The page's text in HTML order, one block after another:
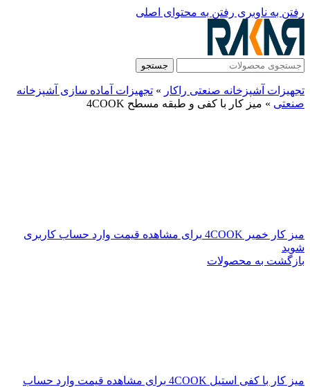
رفتن به ناوبری رفتن به محتوای اصلی
جستجو
تجهیزات آشپزخانه صنعتی راکار » تجهیزات آماده سازی آشپزخانه
صنعتی » میز کار با کفی و طبقه مسطح 4COOK
میز کار خمیر 4COOK
برای مشاهده قیمت وارد حساب کاربری
شوید
بازگشت به محصولات
میز کار با کفی استیل 4COOK
برای مشاهده قیمت وارد حساب